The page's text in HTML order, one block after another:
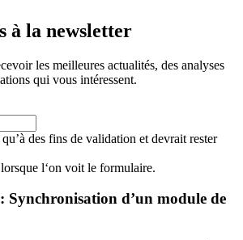
à la newsletter
les meilleures actualités, des analyses
qui vous intéressent.
des fins de validation et devrait rester
l‘on voit le formulaire.
Synchronisation d’un module de